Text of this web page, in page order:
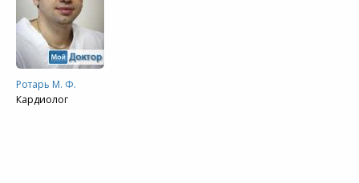
Ротарь М. Ф.
Кардиолог